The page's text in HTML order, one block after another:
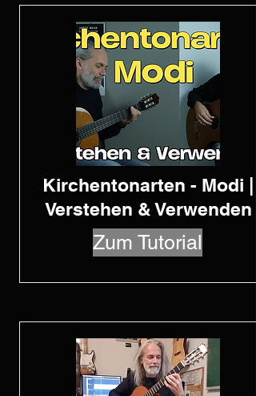
Kirchentonarten - Modi |
Verstehen & Verwenden
Zum Tutorial